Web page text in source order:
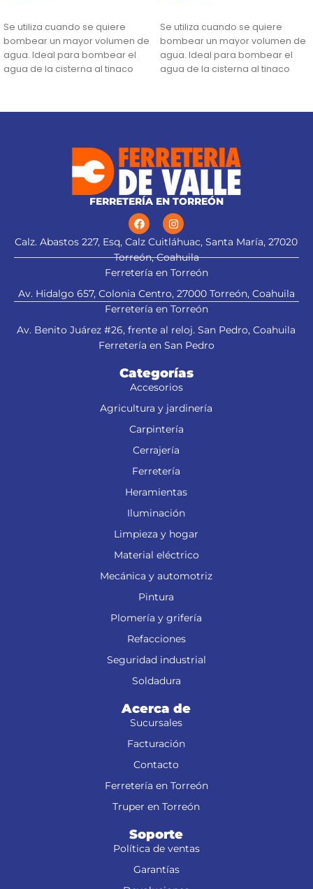
Se utiliza cuando se quiere
bombear un mayor volumen de
agua. Ideal para bombear el
agua de la cisterna al tinaco
Se utiliza cuando se quiere
bombear un mayor volumen de
agua. Ideal para bombear el
agua de la cisterna al tinaco
FERRETERÍA EN TORREÓN
Calz. Abastos 227, Esq, Calz Cuitláhuac, Santa María, 27020
Torreón, Coahuila
Ferretería en Torreón
Av. Hidalgo 657, Colonia Centro, 27000 Torreón, Coahuila
Ferretería en Torreón
Av. Benito Juárez #26, frente al reloj. San Pedro, Coahuila
Ferretería en San Pedro
Categorías
Accesorios
Agricultura y jardinería
Carpintería
Cerrajería
Ferretería
Heramientas
Iluminación
Limpieza y hogar
Material eléctrico
Mecánica y automotriz
Pintura
Plomería y grifería
Refacciones
Seguridad industrial
Soldadura
Acerca de
Sucursales
Facturación
Contacto
Ferretería en Torreón
Truper en Torreón
Soporte
Política de ventas
Garantías